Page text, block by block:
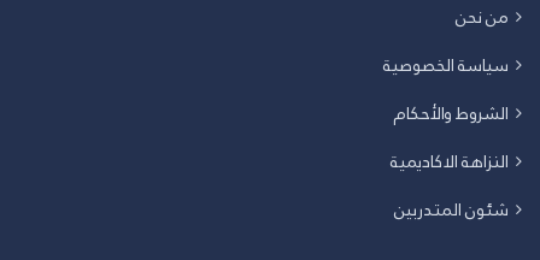
من نحن
سياسة الخصوصية
الشروط والأحكام
النزاهة الاكاديمية
شئون المتدربين